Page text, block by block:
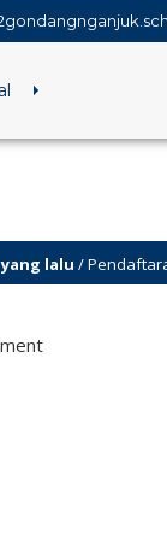
/ Pendaftaran SPMB